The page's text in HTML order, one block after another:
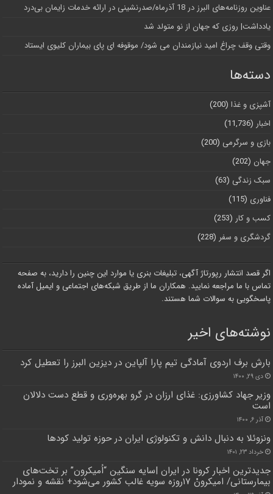
عناوین روزنامه‌های البرز در ‌18 آذرماه/صدرنشینی در ارائه خدمات زایمان بی‌درد
یادداشت| روزی که جهان از نو متولد شد
وقتی وقف چراغ امید نیازمندان می شود/ موقوفه ای پای بیماران کلیوی ایستاد
دسته‌ها
آشپزی و غذا (200)
اخبار (11,736)
بازی و سرگرمی (200)
جهان (202)
سبک زندگی (63)
فناوری (115)
کسب و کار (253)
گردشگری و سفر (228)
اگر قصد انتشار رپورتاژ آگهی، تبلیغات بنری یا موارد این چنین را دارید، به صفحه
تماس با ما مراجعه نمایید. همکاران ما از طریق شبکه‌های اجتماعی و ایمیل آماده
پاسخگویی به سوالات شما هستند.
نوشته‌های اخیر
بارش برف اردوی آمادگی تیم پارا آلپاین در دیزین البرز را تعطیل کرد
دی ۲۹, ۱۴۰۰
وزیر جهاد کشاورزی: غذای ارزان در گرو بهره‌وری و قطع دست دلالان
است
آذر ۶, ۱۴۰۰
ونزوئلا به دنبال دانش و تکنولوژی ایران در حوزه تولید کود‌ها
خرداد ۲۳, ۱۴۰۱
جدیدترین اخبار کرونا در ایران |سایه سنگین “اُمیکرون” بر تخت‌های
بیمارستانی/ امیکرونْ ۱۷روزه سویه ‌غالب کشور می‌شود+ نقشه و نمودار